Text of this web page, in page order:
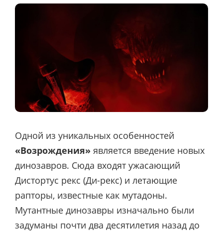
Одной из уникальных особенностей
«Возрождения» является введение новых
динозавров. Сюда входят ужасающий
Дистортус рекс (Ди-рекс) и летающие
рапторы, известные как мутадоны.
Мутантные динозавры изначально были
задуманы почти два десятилетия назад до